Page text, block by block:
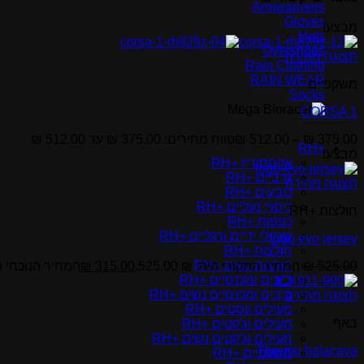
Armwarmers
Gloves
Hats
Overshoes
Rain Clothing
RAIN WEAR
Socks
+RH
אקססוריז +RH
גרביים +RH
כובעים +RH
כיסויי נעליים +RH
כפפות +RH
שרוולי ידיים ורגליים +RH
חולצות +RH
חולצות נשים +RH
ביבים ומכנסיים +RH
ביבים ומכנסיים נשים +RH
מעילים ווסטים +RH
מעילים וג'קטים +RH
מעילים וג'קטים נשים +RH
משקפיים +RH
מבצע!
תצוגה מהירה
משקפיים
CORSA 1
מבצע!
תצוגה מהירה
logo evo jersey
המחיר המקורי היה: ₪ 525.00.
תצוגה מהירה
Thremo balacava